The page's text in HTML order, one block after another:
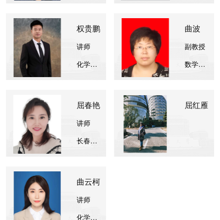
权贵鹏
讲师
化学与生命科学学院
曲波
副教授
数学与统计学院
屈春艳
讲师
长春工业大学
屈红雁
曲云柯
讲师
化学工程学院